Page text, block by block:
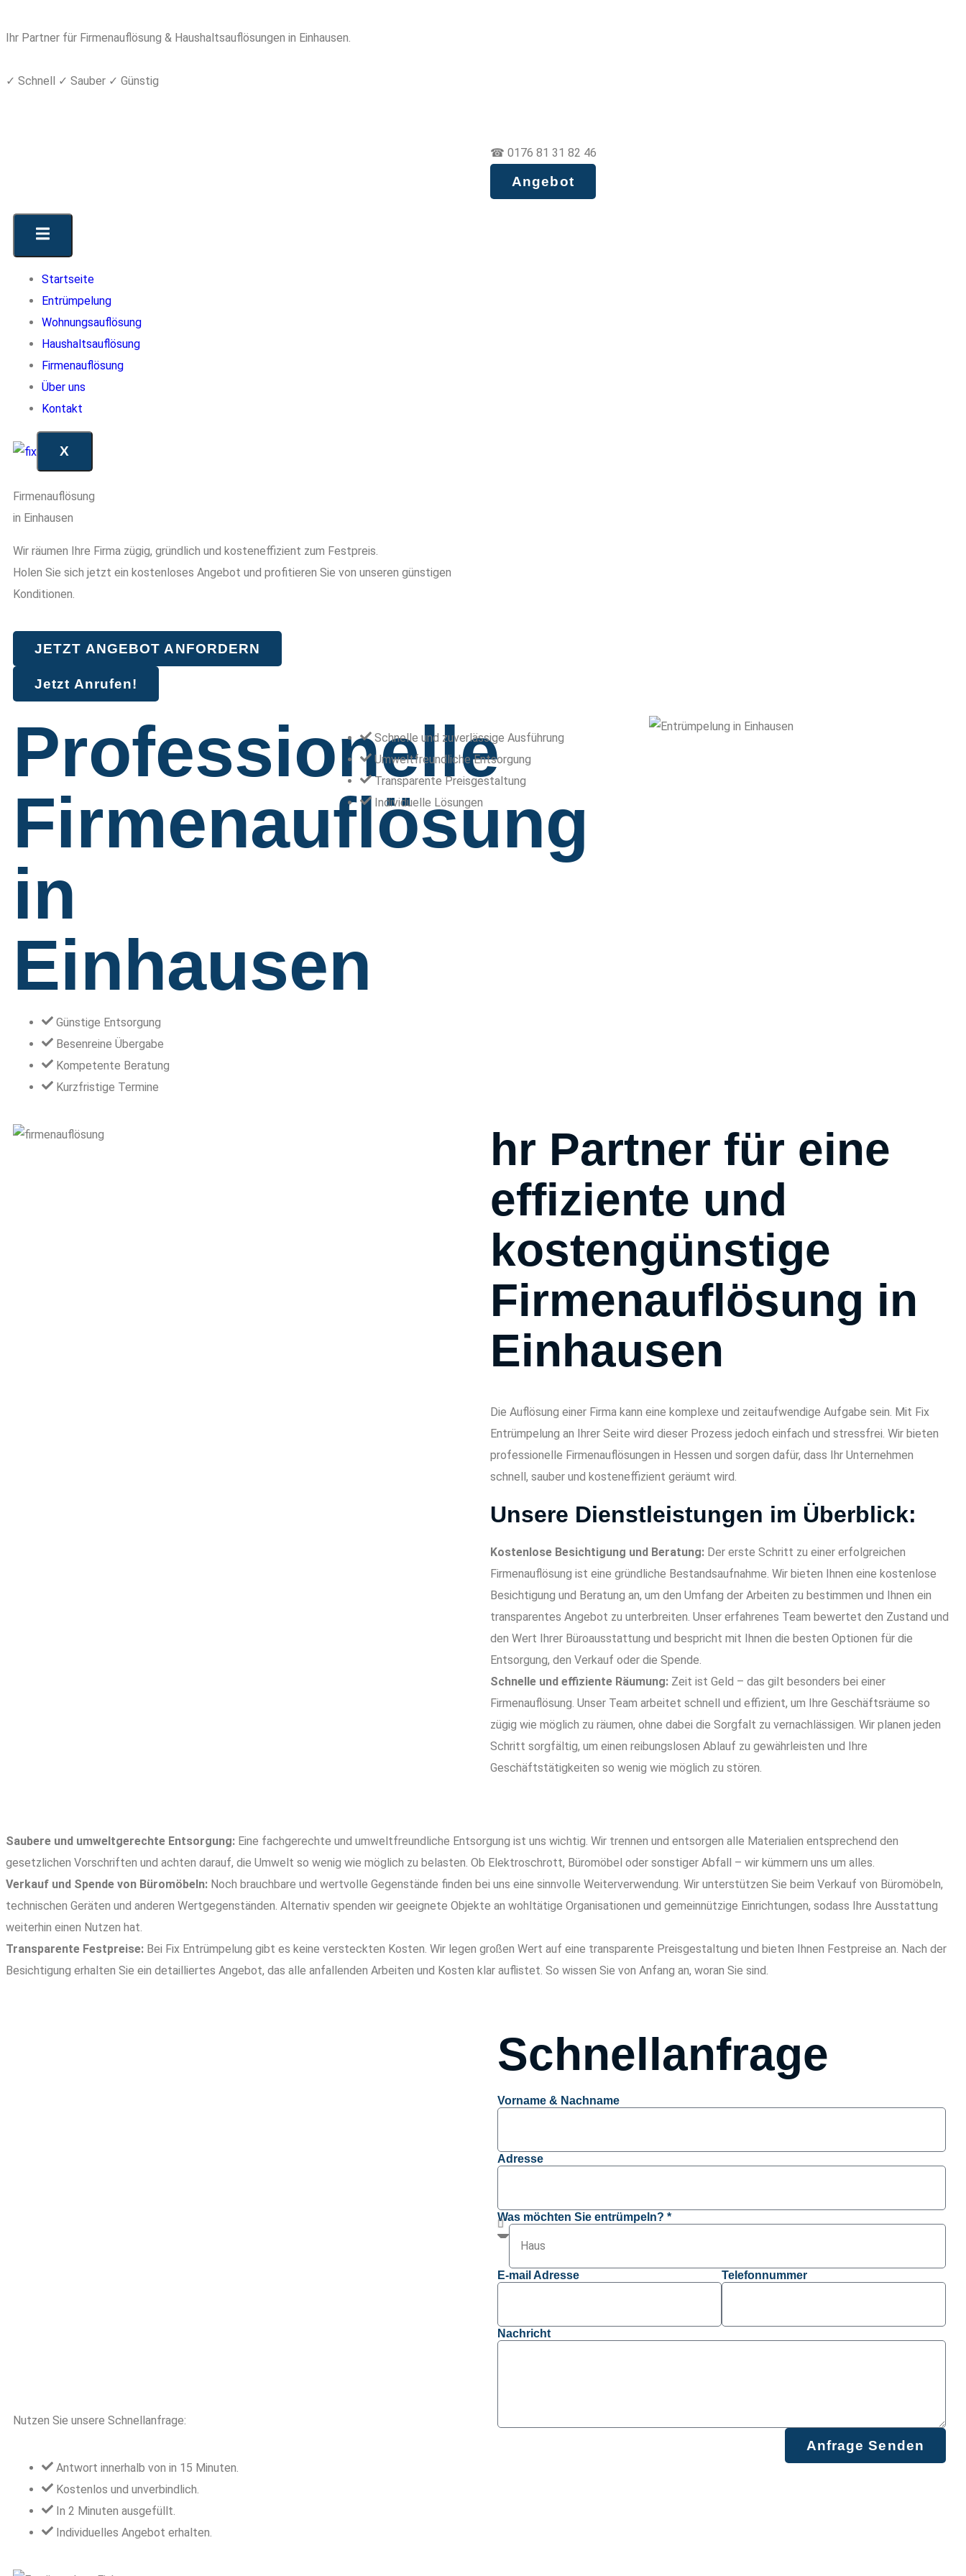
Ihr Partner für Firmenauflösung & Haushaltsauflösungen in Einhausen.
✓ Schnell ✓ Sauber ✓ Günstig
☎ 0176 81 31 82 46
Angebot
Startseite
Entrümpelung
Wohnungsauflösung
Haushaltsauflösung
Firmenauflösung
Über uns
Kontakt
X
Firmenauflösung
in Einhausen
Wir räumen Ihre Firma zügig, gründlich und kosteneffizient zum Festpreis.
Holen Sie sich jetzt ein kostenloses Angebot und profitieren Sie von unseren günstigen
Konditionen.
JETZT ANGEBOT ANFORDERN
Jetzt Anrufen!
Professionelle
Firmenauflösung
in
Einhausen
Günstige Entsorgung
Besenreine Übergabe
Kompetente Beratung
Kurzfristige Termine
Schnelle und zuverlässige Ausführung
Umweltfreundliche Entsorgung
Transparente Preisgestaltung
Individuelle Lösungen
hr Partner für eine
effiziente und
kostengünstige
Firmenauflösung in
Einhausen
Die Auflösung einer Firma kann eine komplexe und zeitaufwendige Aufgabe sein. Mit Fix
Entrümpelung an Ihrer Seite wird dieser Prozess jedoch einfach und stressfrei. Wir bieten
professionelle Firmenauflösungen in Hessen und sorgen dafür, dass Ihr Unternehmen
schnell, sauber und kosteneffizient geräumt wird.
Unsere Dienstleistungen im Überblick:
Kostenlose Besichtigung und Beratung: Der erste Schritt zu einer erfolgreichen
Firmenauflösung ist eine gründliche Bestandsaufnahme. Wir bieten Ihnen eine kostenlose
Besichtigung und Beratung an, um den Umfang der Arbeiten zu bestimmen und Ihnen ein
transparentes Angebot zu unterbreiten. Unser erfahrenes Team bewertet den Zustand und
den Wert Ihrer Büroausstattung und bespricht mit Ihnen die besten Optionen für die
Entsorgung, den Verkauf oder die Spende.
Schnelle und effiziente Räumung: Zeit ist Geld – das gilt besonders bei einer
Firmenauflösung. Unser Team arbeitet schnell und effizient, um Ihre Geschäftsräume so
zügig wie möglich zu räumen, ohne dabei die Sorgfalt zu vernachlässigen. Wir planen jeden
Schritt sorgfältig, um einen reibungslosen Ablauf zu gewährleisten und Ihre
Geschäftstätigkeiten so wenig wie möglich zu stören.
Saubere und umweltgerechte Entsorgung: Eine fachgerechte und umweltfreundliche Entsorgung ist uns wichtig. Wir trennen und entsorgen alle Materialien entsprechend den
gesetzlichen Vorschriften und achten darauf, die Umwelt so wenig wie möglich zu belasten. Ob Elektroschrott, Büromöbel oder sonstiger Abfall – wir kümmern uns um alles.
Verkauf und Spende von Büromöbeln: Noch brauchbare und wertvolle Gegenstände finden bei uns eine sinnvolle Weiterverwendung. Wir unterstützen Sie beim Verkauf von Büromöbeln,
technischen Geräten und anderen Wertgegenständen. Alternativ spenden wir geeignete Objekte an wohltätige Organisationen und gemeinnützige Einrichtungen, sodass Ihre Ausstattung
weiterhin einen Nutzen hat.
Transparente Festpreise: Bei Fix Entrümpelung gibt es keine versteckten Kosten. Wir legen großen Wert auf eine transparente Preisgestaltung und bieten Ihnen Festpreise an. Nach der
Besichtigung erhalten Sie ein detailliertes Angebot, das alle anfallenden Arbeiten und Kosten klar auflistet. So wissen Sie von Anfang an, woran Sie sind.
Nutzen Sie unsere Schnellanfrage:
Antwort innerhalb von in 15 Minuten.
Kostenlos und unverbindlich.
In 2 Minuten ausgefüllt.
Individuelles Angebot erhalten.
Schnellanfrage
Vorname & Nachname
Adresse
Was möchten Sie entrümpeln? *
E-mail Adresse Telefonnummer
Nachricht
Anfrage Senden